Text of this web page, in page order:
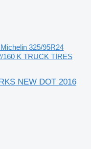
325/95R24
160 K TRUCK TIRES
NEW DOT 2016